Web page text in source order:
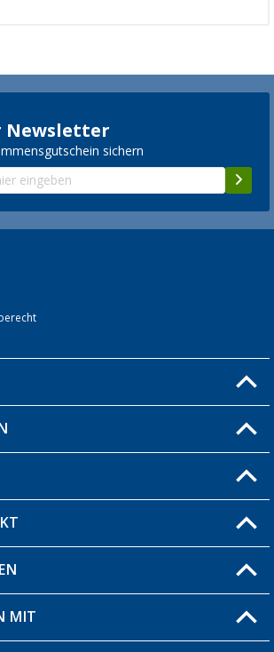
Newsletter
sichern
/ FAQ
MIT